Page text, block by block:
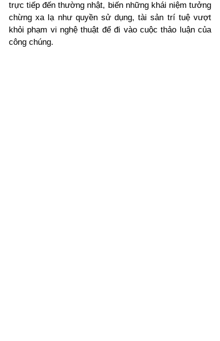
trực tiếp đến thường nhật, biến những khái niệm tưởng
chừng xa lạ như quyền sử dụng, tài sản trí tuệ vượt
khỏi phạm vi nghệ thuật để đi vào cuộc thảo luận của
công chúng.